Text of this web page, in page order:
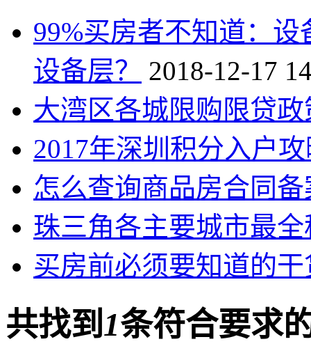
99%买房者不知道：
设备层？
2018-12-17
大湾区各城限购限贷
2017年深圳积分入户
怎么查询商品房合同备
珠三角各主要城市最
买房前必须要知道的干
共找到1条符合要求